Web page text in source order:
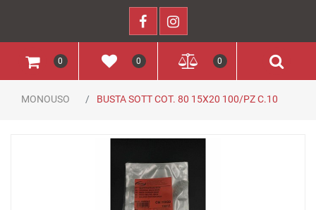
0 0 0
MONOUSO BUSTA SOTT COT. 80 15X20 100/PZ C.10